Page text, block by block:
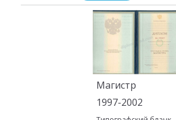
Магистр
1997-2002